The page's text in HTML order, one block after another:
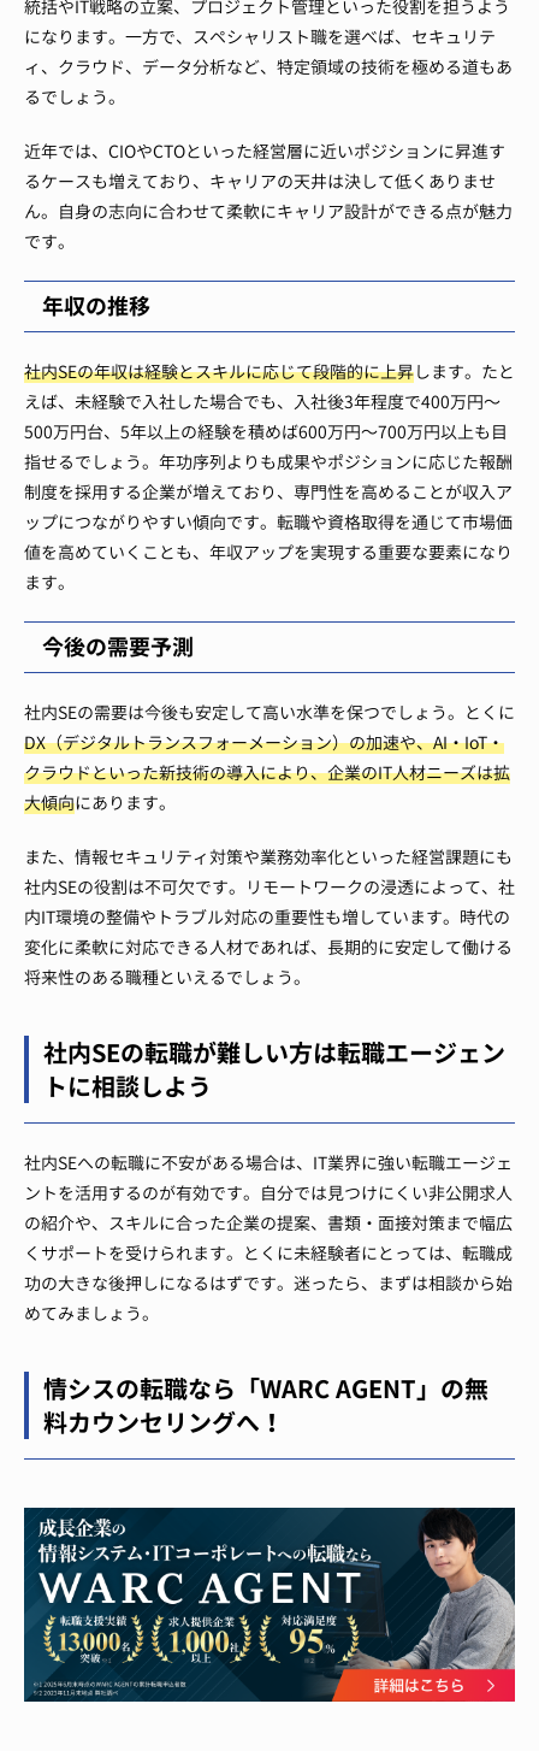
統括やIT戦略の立案、プロジェクト管理といった役割を担うよう
になります。一方で、スペシャリスト職を選べば、セキュリテ
ィ、クラウド、データ分析など、特定領域の技術を極める道もあ
るでしょう。
近年では、CIOやCTOといった経営層に近いポジションに昇進す
るケースも増えており、キャリアの天井は決して低くありませ
ん。自身の志向に合わせて柔軟にキャリア設計ができる点が魅力
です。
年収の推移
社内SEの年収は経験とスキルに応じて段階的に上昇します。たと
えば、未経験で入社した場合でも、入社後3年程度で400万円〜
500万円台、5年以上の経験を積めば600万円〜700万円以上も目
指せるでしょう。年功序列よりも成果やポジションに応じた報酬
制度を採用する企業が増えており、専門性を高めることが収入ア
ップにつながりやすい傾向です。転職や資格取得を通じて市場価
値を高めていくことも、年収アップを実現する重要な要素になり
ます。
今後の需要予測
社内SEの需要は今後も安定して高い水準を保つでしょう。とくに
DX（デジタルトランスフォーメーション）の加速や、AI・IoT・
クラウドといった新技術の導入により、企業のIT人材ニーズは拡
大傾向にあります。
また、情報セキュリティ対策や業務効率化といった経営課題にも
社内SEの役割は不可欠です。リモートワークの浸透によって、社
内IT環境の整備やトラブル対応の重要性も増しています。時代の
変化に柔軟に対応できる人材であれば、長期的に安定して働ける
将来性のある職種といえるでしょう。
社内SEの転職が難しい方は転職エージェン
トに相談しよう
社内SEへの転職に不安がある場合は、IT業界に強い転職エージェ
ントを活用するのが有効です。自分では見つけにくい非公開求人
の紹介や、スキルに合った企業の提案、書類・面接対策まで幅広
くサポートを受けられます。とくに未経験者にとっては、転職成
功の大きな後押しになるはずです。迷ったら、まずは相談から始
めてみましょう。
情シスの転職なら「WARC AGENT」の無
料カウンセリングへ！